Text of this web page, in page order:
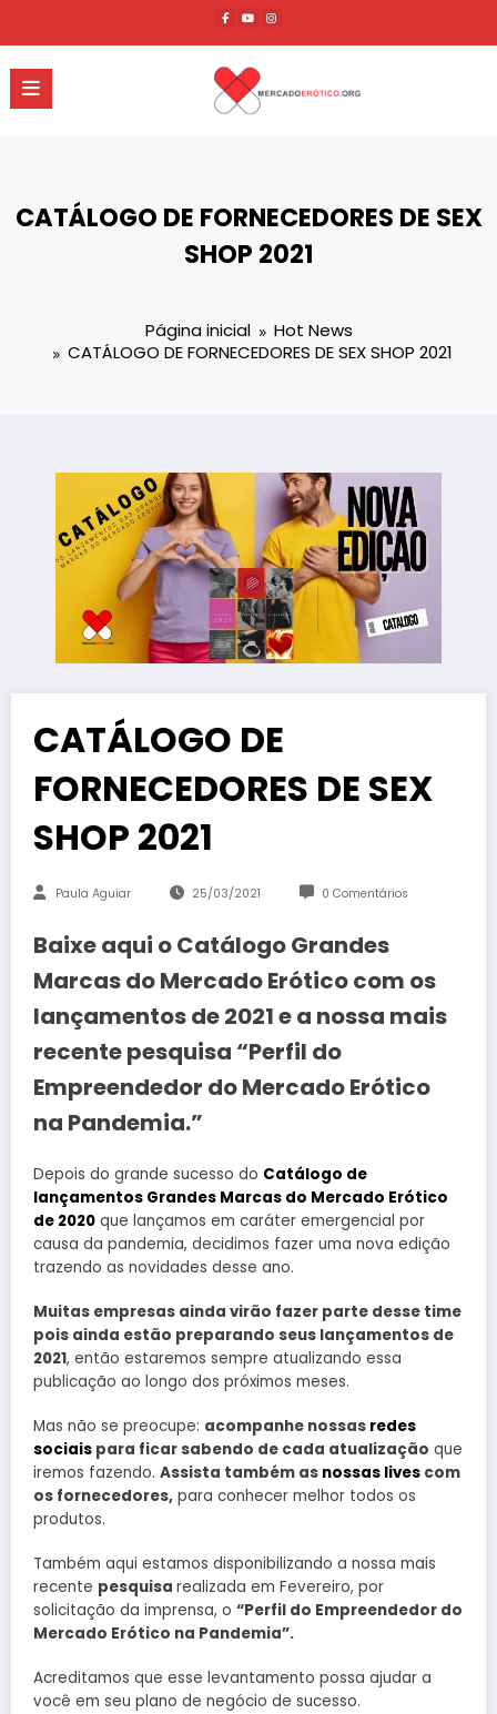
o
conteúdo
CATÁLOGO DE FORNECEDORES DE SEX
SHOP 2021
Página inicial
Hot News
CATÁLOGO DE FORNECEDORES DE SEX SHOP 2021
CATÁLOGO DE
FORNECEDORES DE SEX
SHOP 2021
Paula Aguiar 25/03/2021 0 Comentários
Baixe aqui o Catálogo Grandes
Marcas do Mercado Erótico com os
lançamentos de 2021 e a nossa mais
recente pesquisa “Perfil do
Empreendedor do Mercado Erótico
na Pandemia.”
Depois do grande sucesso do Catálogo de
lançamentos Grandes Marcas do Mercado Erótico
de 2020 que lançamos em caráter emergencial por
causa da pandemia, decidimos fazer uma nova edição
trazendo as novidades desse ano.
Muitas empresas ainda virão fazer parte desse time
pois ainda estão preparando seus lançamentos de
2021, então estaremos sempre atualizando essa
publicação ao longo dos próximos meses.
Mas não se preocupe: acompanhe nossas redes
sociais para ficar sabendo de cada atualização que
iremos fazendo. Assista também as nossas lives com
os fornecedores, para conhecer melhor todos os
produtos.
Também aqui estamos disponibilizando a nossa mais
recente pesquisa realizada em Fevereiro, por
solicitação da imprensa, o “Perfil do Empreendedor do
Mercado Erótico na Pandemia”.
Acreditamos que esse levantamento possa ajudar a
você em seu plano de negócio de sucesso.